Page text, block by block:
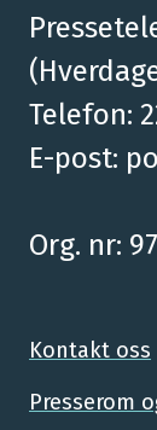
Telefon:
E-post:
Org. nr:
Kontakt oss
Presserom